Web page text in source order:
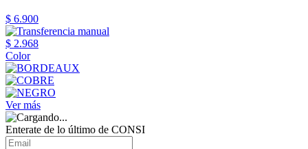
$ 6.900
$ 2.968
Color
Ver más
Enterate de lo último de CONSI